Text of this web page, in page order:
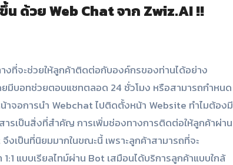
ด้วย Web Chat จาก Zwiz.AI !!
ยมีบอทช่วยตอบแชทตลอด 24 ชั่วโมง หรือสามารถกำหนด
าจอการนำ Webchat ไปติดตั้งหน้า Website ทำไมต้องมี
รเป็นสิ่งที่สำคัญ การเพิ่มช่องทางการติดต่อให้ลูกค้าผ่าน
เป็นที่นิยมมากในขณะนี้ เพราะลูกค้าสามารถที่จะ
แบบเรียลไทม์ผ่าน Bot เสมือนได้บริการลูกค้าแบบใกล้